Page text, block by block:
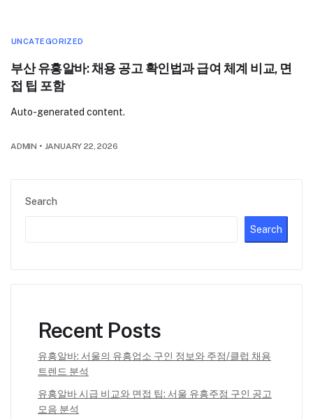
Search
Search
Recent Posts
유흥알바: 서울의 유흥업소 구인 정보와 주점/클럽 채용
트렌드 분석
유흥알바 시급 비교와 면접 팁: 서울 유흥주점 구인 공고
모음 분석
UNCATEGORIZED
부산 유흥알바: 채용 공고 확인법과 급여 체계 비교, 면
접 팁 포함
Auto-generated content.
ADMIN • JANUARY 22, 2026